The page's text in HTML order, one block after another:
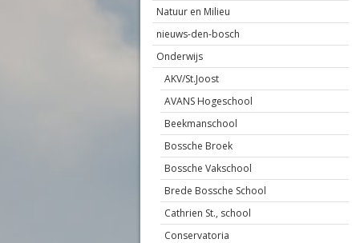
Natuur en Milieu
nieuws-den-bosch
Onderwijs
AKV/St.Joost
AVANS Hogeschool
Beekmanschool
Bossche Broek
Bossche Vakschool
Brede Bossche School
Cathrien St., school
Conservatoria